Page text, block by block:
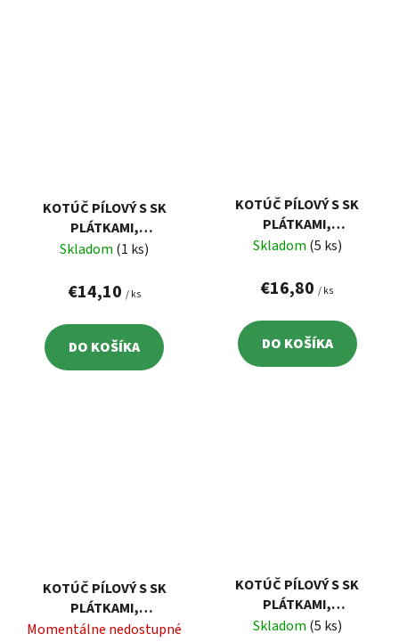
KOTÚČ PÍLOVÝ S SK
PLÁTKAMI,
250X2,2X30MM, 24Z
Skladom (1 ks)
€14,10 / ks
DO KOŠÍKA
KOTÚČ PÍLOVÝ S SK
PLÁTKAMI,
250X2,2X30MM, 40Z
Skladom (5 ks)
€16,80 / ks
DO KOŠÍKA
KOTÚČ PÍLOVÝ S SK
PLÁTKAMI,
250X2,2X30MM, 60Z
Momentálne nedostupné
KOTÚČ PÍLOVÝ S SK
PLÁTKAMI,
300X2,2X30MM, 40Z
Skladom (5 ks)